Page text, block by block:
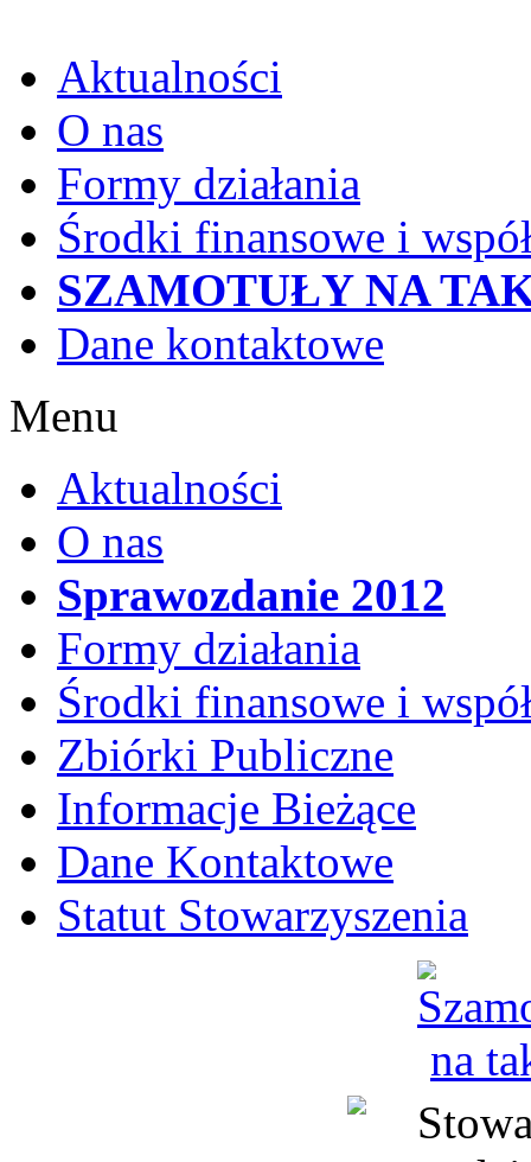
Aktualności
O nas
Formy działania
Środki finansowe i
SZAMOTUŁY NA
Dane kontaktowe
Menu
Aktualności
O nas
Sprawozdanie 2012
Formy działania
Środki finansowe i
Zbiórki Publiczne
Informacje Bieżące
Dane Kontaktowe
Statut Stowarzyszenia